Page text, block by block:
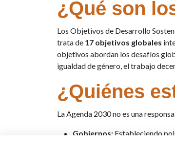
¿Qué son
Los Objetivos de Desarrollo
trata de 17 objetivos globales
objetivos abordan los desafíos
igualdad de género, el trabajo
¿Quiénes
La Agenda 2030 no es una
Gobiernos: Estableciendo